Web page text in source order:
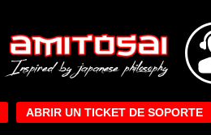
ABRIR UN TICKET DE SOPORTE